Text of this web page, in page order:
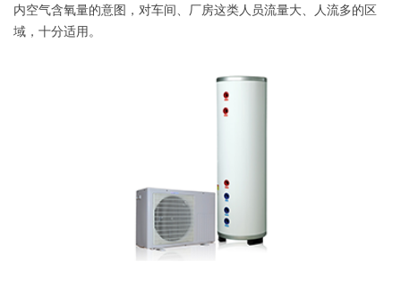
内空气含氧量的意图，对车间、厂房这类人员流量大、人流多的区
域，十分适用。